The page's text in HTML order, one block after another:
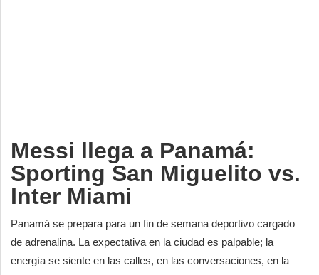
Messi llega a Panamá:
Sporting San Miguelito vs.
Inter Miami
Panamá se prepara para un fin de semana deportivo cargado
de adrenalina. La expectativa en la ciudad es palpable; la
energía se siente en las calles, en las conversaciones, en la